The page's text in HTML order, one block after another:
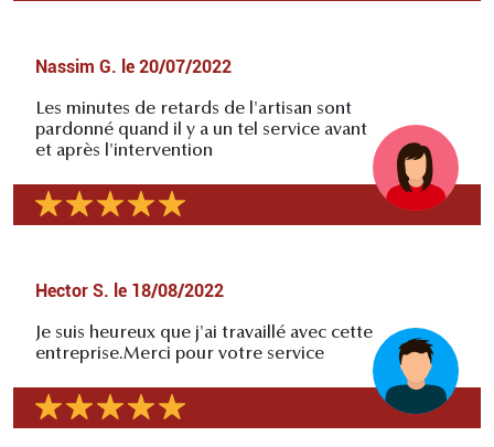
Nassim G. le 20/07/2022
Les minutes de retards de l'artisan sont
pardonné quand il y a un tel service avant
et après l'intervention
Hector S. le 18/08/2022
Je suis heureux que j'ai travaillé avec cette
entreprise.Merci pour votre service